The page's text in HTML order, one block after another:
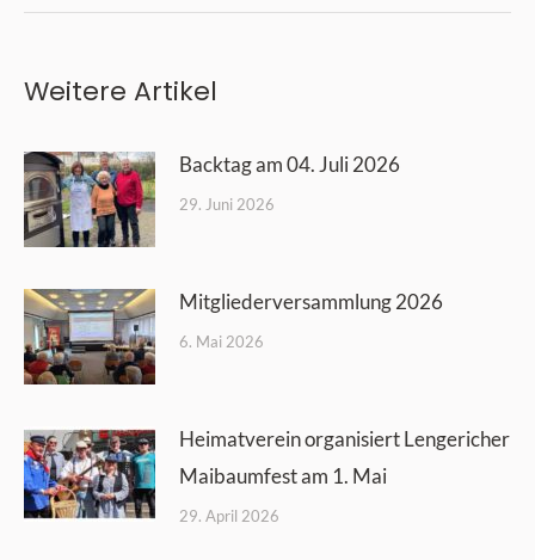
Weitere Artikel
Backtag am 04. Juli 2026
29. Juni 2026
Mitgliederversammlung 2026
6. Mai 2026
Heimatverein organisiert Lengericher
Maibaumfest am 1. Mai
29. April 2026